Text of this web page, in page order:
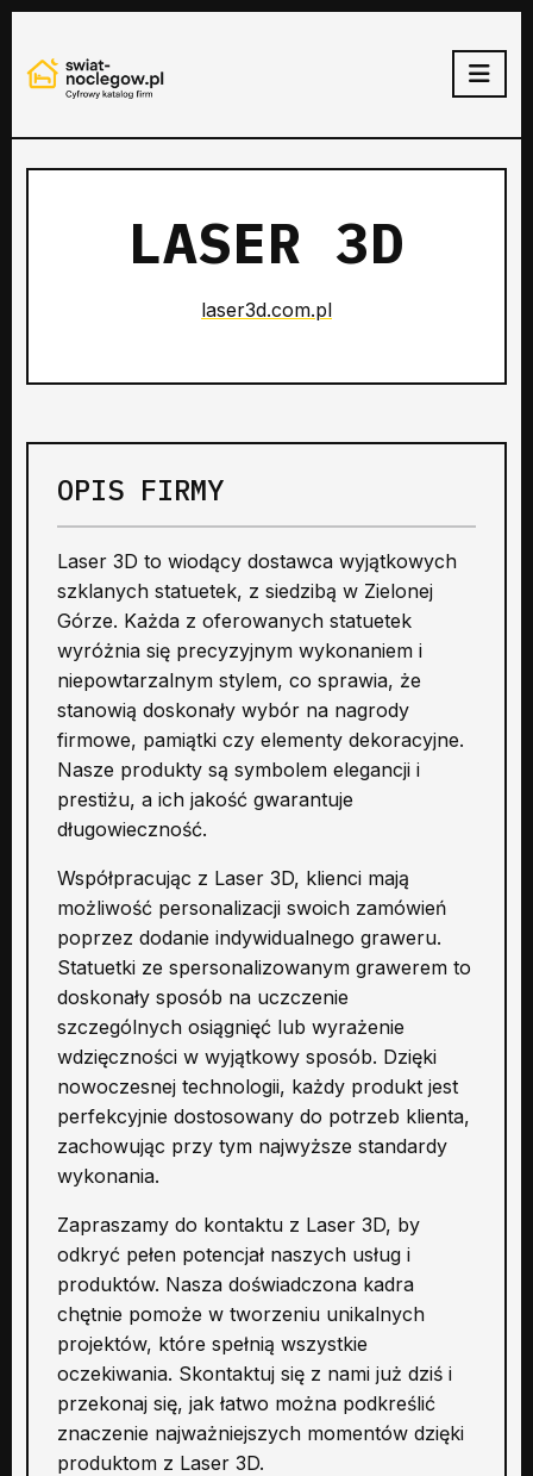
LASER 3D
laser3d.com.pl
OPIS FIRMY
Laser 3D to wiodący dostawca wyjątkowych
szklanych statuetek, z siedzibą w Zielonej
Górze. Każda z oferowanych statuetek
wyróżnia się precyzyjnym wykonaniem i
niepowtarzalnym stylem, co sprawia, że
stanowią doskonały wybór na nagrody
firmowe, pamiątki czy elementy dekoracyjne.
Nasze produkty są symbolem elegancji i
prestiżu, a ich jakość gwarantuje
długowieczność.
Współpracując z Laser 3D, klienci mają
możliwość personalizacji swoich zamówień
poprzez dodanie indywidualnego graweru.
Statuetki ze spersonalizowanym grawerem to
doskonały sposób na uczczenie
szczególnych osiągnięć lub wyrażenie
wdzięczności w wyjątkowy sposób. Dzięki
nowoczesnej technologii, każdy produkt jest
perfekcyjnie dostosowany do potrzeb klienta,
zachowując przy tym najwyższe standardy
wykonania.
Zapraszamy do kontaktu z Laser 3D, by
odkryć pełen potencjał naszych usług i
produktów. Nasza doświadczona kadra
chętnie pomoże w tworzeniu unikalnych
projektów, które spełnią wszystkie
oczekiwania. Skontaktuj się z nami już dziś i
przekonaj się, jak łatwo można podkreślić
znaczenie najważniejszych momentów dzięki
produktom z Laser 3D.